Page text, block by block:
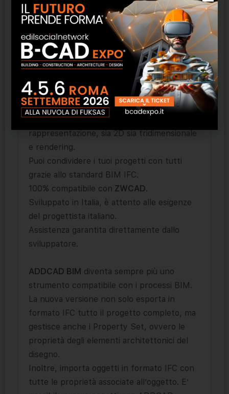
AddCAD BIMlavora direttamente in
ZWCADe consente di effettuare una
completa progettazione 2D e 3D di nuove
costruzioni e di ristrutturazioni edilizie. Dopo
averlo installato nella finestra di ZWCAD
compariranno delle barre di strumenti nuovi
con elementi tridimensionali parametrici.
ConAddCAD BIMpuoi realizzare progetti
architettonici con ogni dettaglio e
rappresentazione, sia 2D sia tridimensionale
e rendering.
Puoi condividere i tuoi progetti con tutti
grazie allo standard BIM IFC.
100% compatibile con ZWCAD.
Sviluppato in Italia, è attento alle esigenze
del progettista italiano.
Assistenza garantita direttamente dallo
sviluppatore.
ADDCAD BIM diventa sempre più uno
strumento compatibile con i processi BIM.
La nuova versione non solo esporta in
formato IFC tutto il progetto completo, ma
gestisce anche i Property Set, ovvero le
proprietà degli elementi architettonici del
disegno.
Inoltre, importa oggetti in formato IFC con
tutte le proprietà associate all’oggetto. E’